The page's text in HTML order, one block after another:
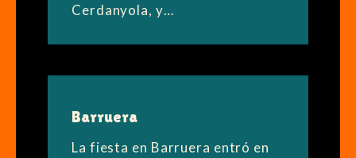
Cerdanyola, y…
Barruera
La fiesta en Barruera entró en